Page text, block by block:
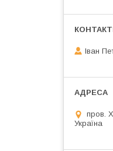
Іван
пров.
Україна